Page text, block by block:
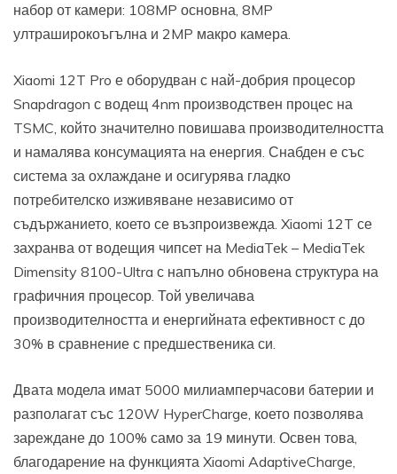
набор от камери: 108MP основна, 8MP
ултраширокоъгълна и 2MP макро камера.
Xiaomi 12T Pro е оборудван с най-добрия процесор
Snapdragon с водещ 4nm производствен процес на
TSMC, който значително повишава производителността
и намалява консумацията на енергия. Снабден е със
система за охлаждане и осигурява гладко
потребителско изживяване независимо от
съдържанието, което се възпроизвежда. Xiaomi 12T се
захранва от водещия чипсет на MediaTek – MediaTek
Dimensity 8100-Ultra с напълно обновена структура на
графичния процесор. Той увеличава
производителността и енергийната ефективност с до
30% в сравнение с предшественика си.
Двата модела имат 5000 милиамперчасови батерии и
разполагат със 120W HyperCharge, което позволява
зареждане до 100% само за 19 минути. Освен това,
благодарение на функцията Xiaomi AdaptiveCharge,